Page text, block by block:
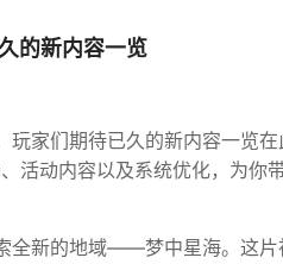
的新内容一览
家们期待已久的新内容一览
活动内容以及系统优化，为你
全新的地域——梦中星海。这